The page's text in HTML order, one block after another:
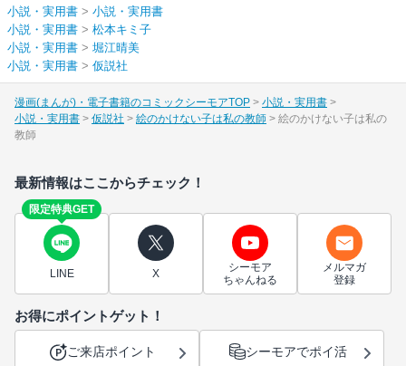
小説・実用書 > 小説・実用書
小説・実用書 > 松本キミ子
小説・実用書 > 堀江晴美
小説・実用書 > 仮説社
漫画(まんが)・電子書籍のコミックシーモアTOP
小説・実用書
小説・実用書
仮説社 絵のかけない子は私の教師
絵のかけない子は私の
教師
最新情報はここからチェック！
限定特典GET
LINE X
シーモア
ちゃんねる
メルマガ
登録
お得にポイントゲット！
ご来店ポイント シーモアでポイ活